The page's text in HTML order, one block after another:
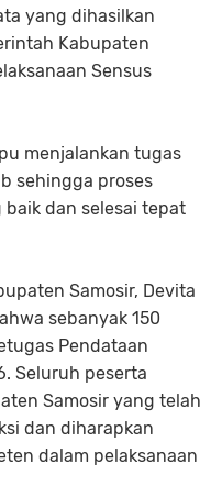
yang dihasilkan
Kabupaten
Sensus
menjalankan tugas
sehingga proses
dan selesai tepat
Samosir, Devita
sebanyak 150
Pendataan
Seluruh peserta
Samosir yang telah
dan diharapkan
dalam pelaksanaan